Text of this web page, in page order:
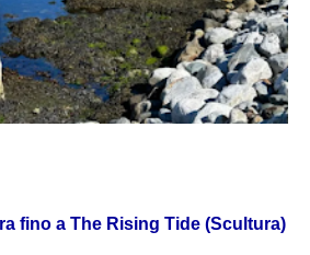
fino a The Rising Tide (Scultura)